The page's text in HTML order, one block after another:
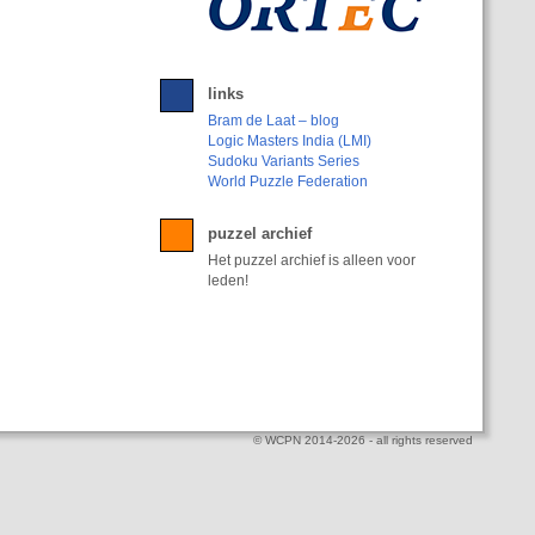
links
Bram de Laat – blog
Logic Masters India (LMI)
Sudoku Variants Series
World Puzzle Federation
puzzel archief
Het puzzel archief is alleen voor
leden!
© WCPN 2014-2026 - all rights reserved